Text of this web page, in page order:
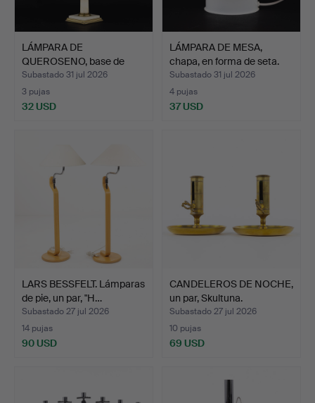
LÁMPARA DE
QUEROSENO, base de
mármol.
Subastado 31 jul 2026
3 pujas
32 USD
LÁMPARA DE MESA,
chapa, en forma de seta.
Subastado 31 jul 2026
4 pujas
37 USD
LARS BESSFELT. Lámparas
de pie, un par, "H…
Subastado 27 jul 2026
14 pujas
90 USD
CANDELEROS DE NOCHE,
un par, Skultuna.
Subastado 27 jul 2026
10 pujas
69 USD